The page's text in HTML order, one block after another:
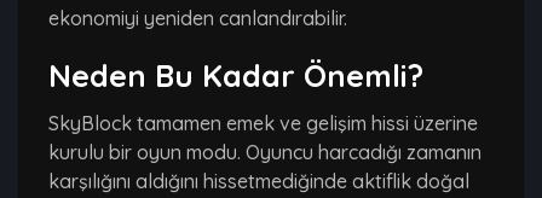
ekonomiyi yeniden canlandırabilir.
Neden Bu Kadar Önemli?
SkyBlock tamamen emek ve gelişim hissi üzerine
kurulu bir oyun modu. Oyuncu harcadığı zamanın
karşılığını aldığını hissetmediğinde aktiflik doğal